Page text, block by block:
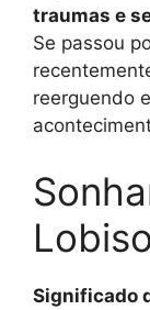
traumas e
Se passou
reerguendo
Significado